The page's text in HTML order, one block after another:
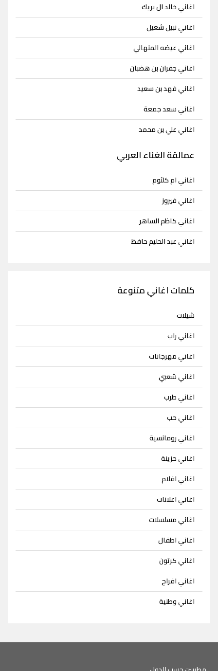
اغاني خالد ال بريك
اغاني نبيل شعيل
اغاني عيضه المنهالي
اغاني جفران بن هضبان
اغاني فهد بن سعيد
اغاني سعد جمعة
اغاني علي بن محمد
عمالقة الغناء العربي
اغاني ام كلثوم
اغاني فيروز
اغاني كاظم الساهر
اغاني عبد الحليم حافظ
كلمات اغاني متنوعة
شيلات
اغاني راب
اغاني مهرجانات
اغاني شعبي
اغاني طرب
اغاني حب
اغاني رومانسية
اغاني حزينة
اغاني افلام
اغاني اعلانات
اغاني مسلسلات
اغاني اطفال
اغاني كرتون
اغاني افراح
اغاني وطنية